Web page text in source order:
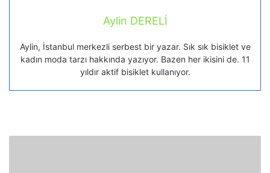
Aylin DERELİ
Aylin, İstanbul merkezli serbest bir yazar. Sık sık bisiklet ve
kadın moda tarzı hakkında yazıyor. Bazen her ikisini de. 11
yıldır aktif bisiklet kullanıyor.